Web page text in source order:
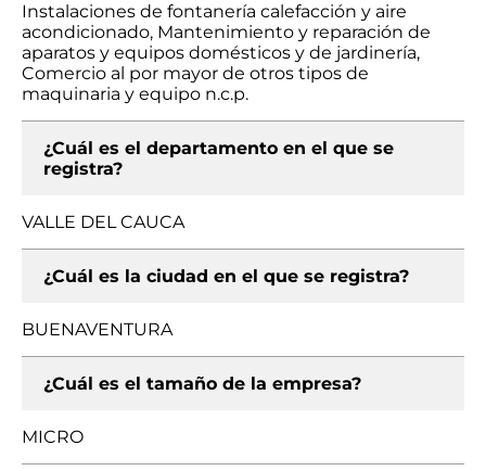
Instalaciones de fontanería calefacción y aire
acondicionado, Mantenimiento y reparación de
aparatos y equipos domésticos y de jardinería,
Comercio al por mayor de otros tipos de
maquinaria y equipo n.c.p.
¿Cuál es el departamento en el que se
registra?
VALLE DEL CAUCA
¿Cuál es la ciudad en el que se registra?
BUENAVENTURA
¿Cuál es el tamaño de la empresa?
MICRO